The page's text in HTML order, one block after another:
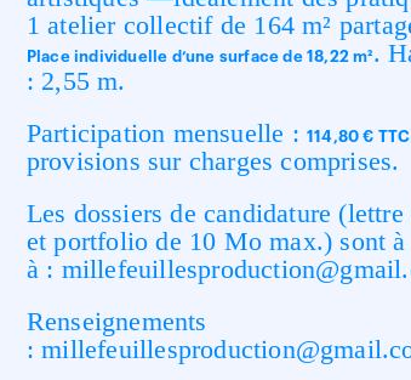
1 atelier collectif de 164 m²
Place individuelle d’une surface de 18,22 m².
: 2,55 m.
Participation mensuelle :114,80 €
provisions sur charges comprises.
Les dossiers de candidature
et portfolio de 10 Mo max.) sont à
à :
Renseignements
: